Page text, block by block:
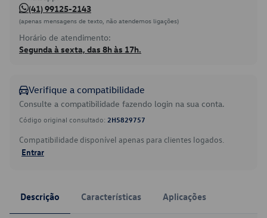
(41) 99125-2143
(apenas mensagens de texto, não atendemos ligações)
Horário de atendimento:
Segunda à sexta, das 8h às 17h.
Verifique a compatibilidade
Consulte a compatibilidade fazendo login na sua conta.
Código original consultado: 2H5829757
Compatibilidade disponível apenas para clientes logados.
Entrar
Descrição Características Aplicações